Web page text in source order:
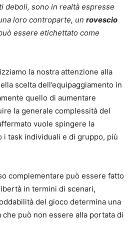
deboli, sono in realtà espresse
loro controparte, un rovescio
essere etichettato come
la nostra attenzione alla
scelta dell’equipaggiamento in
quello di aumentare
la generale complessità del
vuole spingere la
i task individuali e di gruppo, più
complementare può essere fatto
in termini di scenari,
del gioco determina una
può non essere alla portata di